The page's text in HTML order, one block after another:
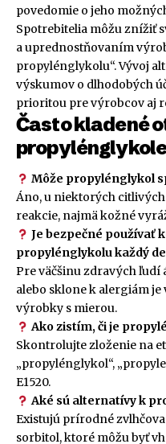
povedomie o jeho
Spotrebitelia môžu znížiť
a uprednostňovaním
propylénglykolu“. Vývoj
výskumov o dlhodobých
prioritou pre výrobcov aj
Často kladené
Môže propylénglykol
Áno, u niektorých
reakcie, najmä kožné
Je bezpečné používať
propylénglykolu každý
Pre väčšinu zdravých ľudí
alebo sklone k alergiám
výrobky s mierou.
Ako zistím, či je
Skontrolujte zloženie na
„propylénglykol“,
E1520.
Aké sú alternatívy k
Existujú prírodné
sorbitol, ktoré môžu byť